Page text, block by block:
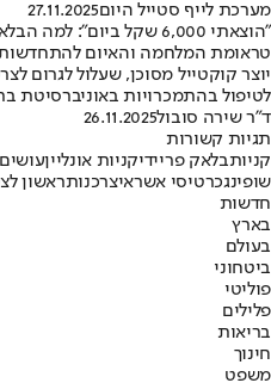
מערכת לייף סטייל היום27.11.2025
"הוצאתי 6,000 שקל ביום": למה הבלאק פריידי השנה מסוכן מתמיד?
טראומת המלחמה והאיום
יוצר קוקטייל מסוכן, שעלול לגרום
לטיפול בהתמכרויות באוניברסיטת
ד"ר שירה סובול26.11.2025
תגיות קשורות
קניותבלאק פריידיקניות אונלייןעושים
שופינגכרטיסי אשראיצרכנותראשון
חדשות
בארץ
בעולם
ביטחוני
פוליטי
פלילים
בריאות
חינוך
משפט